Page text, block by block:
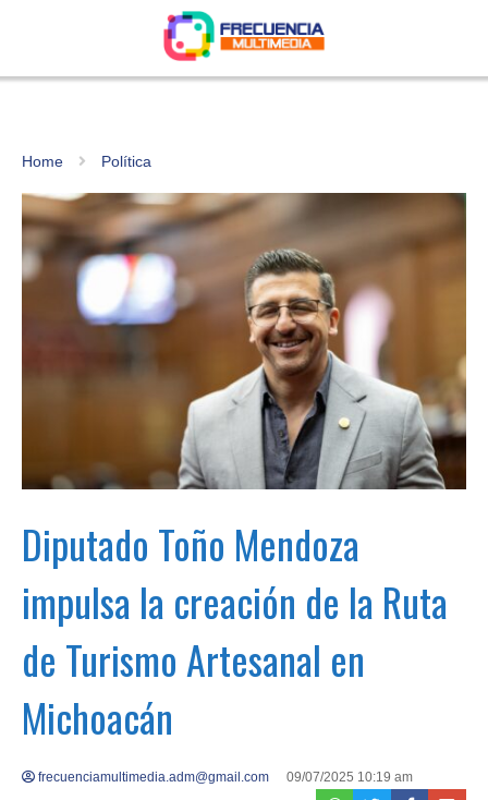
Home Política
Diputado Toño Mendoza
impulsa la creación de la Ruta
de Turismo Artesanal en
Michoacán
frecuenciamultimedia.adm@gmail.com 09/07/2025 10:19 am